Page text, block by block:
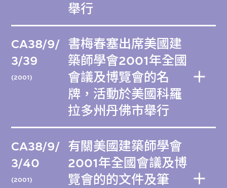
舉行
CA38/9/
3/39
(2001)
書梅春塞出席美國建
築師學會2001年全國
會議及博覽會的名
牌，活動於美國科羅
拉多州丹佛市舉行
CA38/9/
3/40
(2001)
有關美國建築師學會
2001年全國會議及博
覽會的的文件及筆